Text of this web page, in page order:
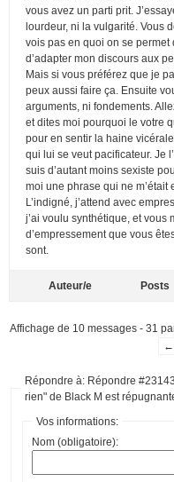
vous avez un parti prit.
lourdeur, ni la vulgarité. Vous
vois pas en quoi on se permet
d’adapter mon discours aux
Mais si vous préférez que je
peux aussi faire ça. Ensuite
arguments, ni fondements.
et dites moi pourquoi le votre
pour en sentir la haine
qui lui se veut pacificateur. Je
suis d’autant moins sexiste
moi une phrase qui ne m’était
L’indigné, j’attend avec
j’ai voulu synthétique, et vous
d’empressement que vous
sont.
Auteur/e Posts
Affichage de 10 messages - 31
←
Répondre à: Répondre
rien" de Black M est
Vos informations:
Nom (obligatoire):